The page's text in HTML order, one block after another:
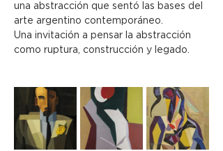
una abstracción que sentó las bases del
arte argentino contemporáneo.
Una invitación a pensar la abstracción
como ruptura, construcción y legado.